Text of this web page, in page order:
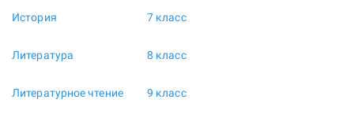
История
Литература
Литературное чтение
7 класс
8 класс
9 класс